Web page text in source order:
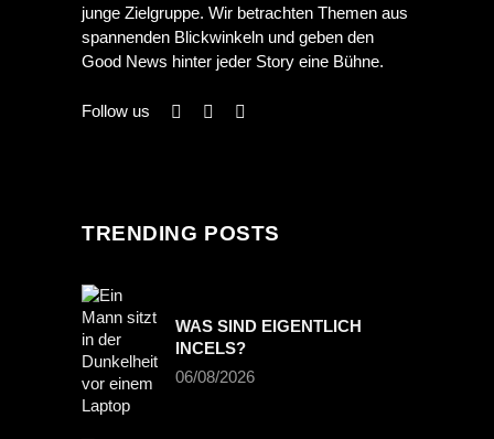
junge Zielgruppe. Wir betrachten Themen aus
spannenden Blickwinkeln und geben den
Good News hinter jeder Story eine Bühne.
Follow us
TRENDING POSTS
WAS SIND EIGENTLICH
INCELS?
06/08/2026